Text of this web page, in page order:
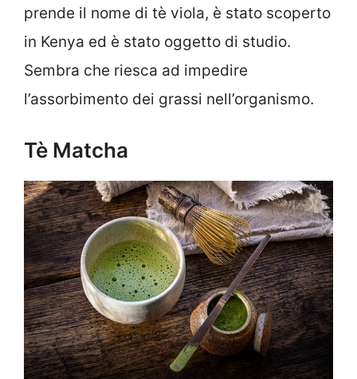
prende il nome di tè viola, è stato scoperto
in Kenya ed è stato oggetto di studio.
Sembra che riesca ad impedire
l’assorbimento dei grassi nell’organismo.
Tè Matcha